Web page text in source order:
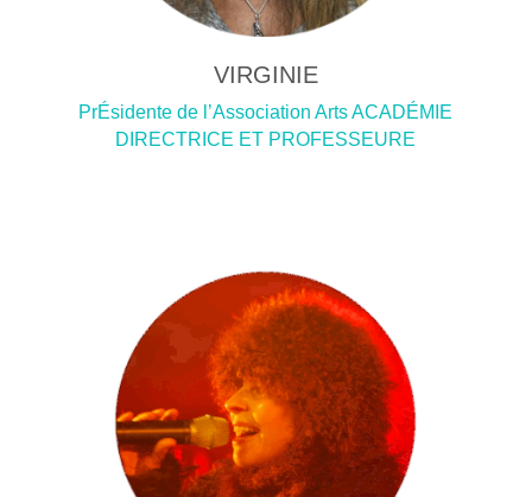
VIRGINIE
PrÉsidente de l’Association Arts ACADÉMIE
DIRECTRICE ET PROFESSEURE